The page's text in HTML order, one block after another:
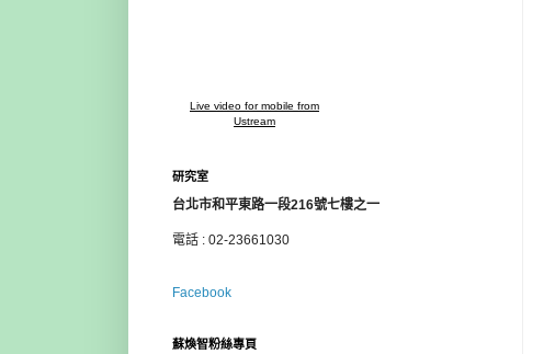
Live video for mobile from
Ustream
研究室
台北市和平東路一段216號七樓之一
電話 : 02-23661030
Facebook
蘇煥智粉絲專頁